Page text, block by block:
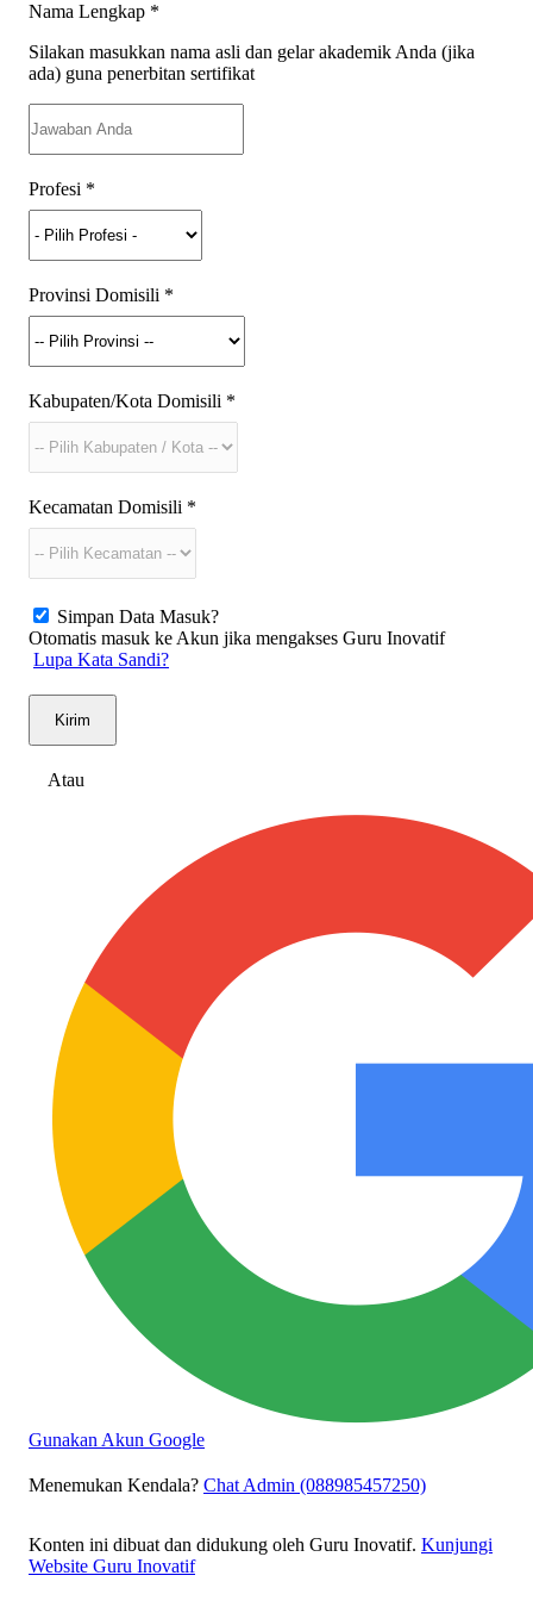
Nama Lengkap *
Silakan masukkan nama asli dan gelar akademik Anda (jika
ada) guna penerbitan sertifikat
Profesi *
Provinsi Domisili *
Kabupaten/Kota Domisili *
Kecamatan Domisili *
Simpan Data Masuk?
Otomatis masuk ke Akun jika mengakses Guru Inovatif
Lupa Kata Sandi?
Kirim
Atau
Gunakan Akun Google
Menemukan Kendala? Chat Admin (088985457250)
Konten ini dibuat dan didukung oleh Guru Inovatif. Kunjungi
Website Guru Inovatif